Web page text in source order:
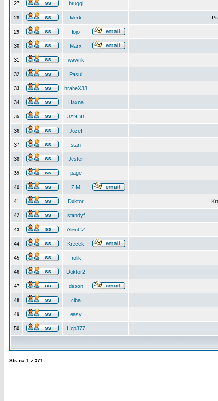
27 bruggi
28 Merk
29 fojo
30 Marx
31 wawrik
32 Pasul
33 hrabeX33
34 Haxna
35 JANBB
36 Jozef
37 stan
38 Jester
39 page
40 ZIM
41 Doktor
42 standyf
43 AlienCZ
44 Krecek
45 frolik
46 Doktor2
47 dusan
48 ciba
49 easy
50 Hop377
Strana 1 z 371